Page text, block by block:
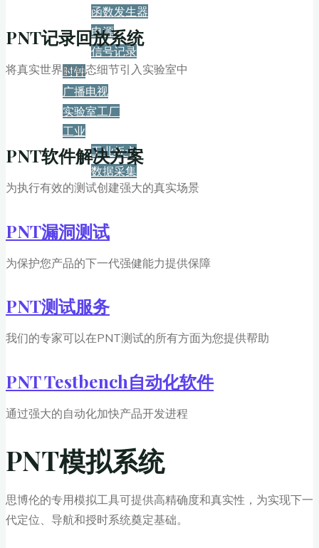
函数发生器
电源
信号记录
时钟
广播电视
实验室工厂
工业
工业板卡
数据采集
资源下载
新闻
PNT记录回放系统
将真实世界的动态细节引入实验室中
PNT软件解决方案
为执行有效的测试创建强大的真实场景
PNT漏洞测试
为保护您产品的下一代强健能力提供保障
PNT测试服务
我们的专家可以在PNT测试的所有方面为您提供帮助
PNT Testbench自动化软件
通过强大的自动化加快产品开发进程
PNT模拟系统
思博伦的专用模拟工具可提供高精确度和真实性，为实现下一
代定位、导航和授时系统奠定基础。